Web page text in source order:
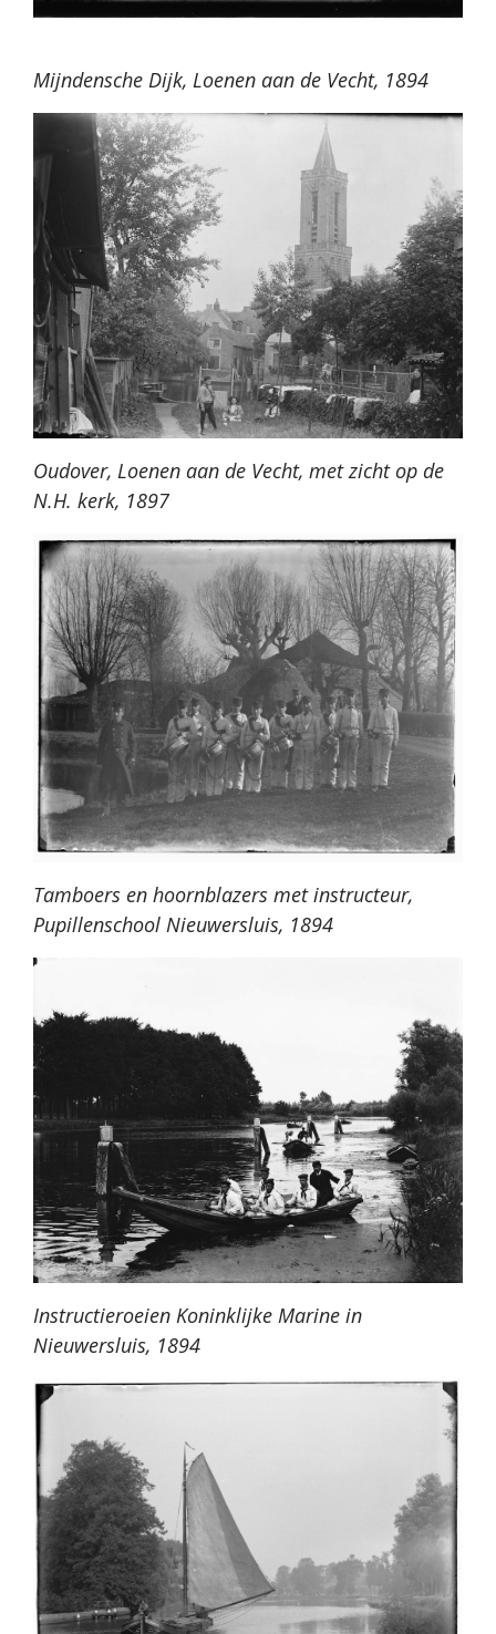
Mijndensche Dijk, Loenen aan de Vecht, 1894
Oudover, Loenen aan de Vecht, met zicht op de
N.H. kerk, 1897
Tamboers en hoornblazers met instructeur,
Pupillenschool Nieuwersluis, 1894
Instructieroeien Koninklijke Marine in
Nieuwersluis, 1894